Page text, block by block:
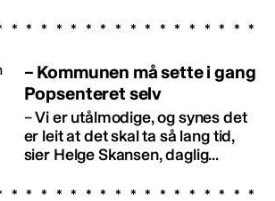
– Kommunen må sette i gang
Popsenteret selv
– Vi er utålmodige, og synes det
er leit at det skal ta så lang tid,
sier Helge Skansen, daglig...